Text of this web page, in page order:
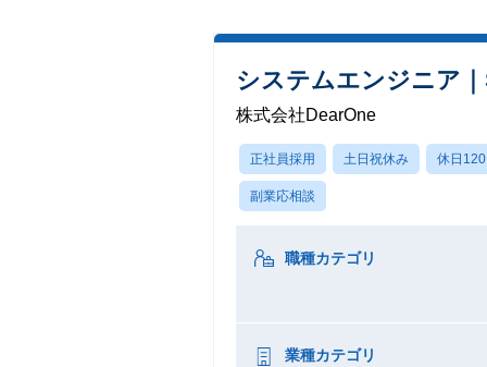
システムエンジニア
株式会社DearOne
正社員採用 土日祝休み 休日
副業応相談
職種カテゴリ
業種カテゴリ